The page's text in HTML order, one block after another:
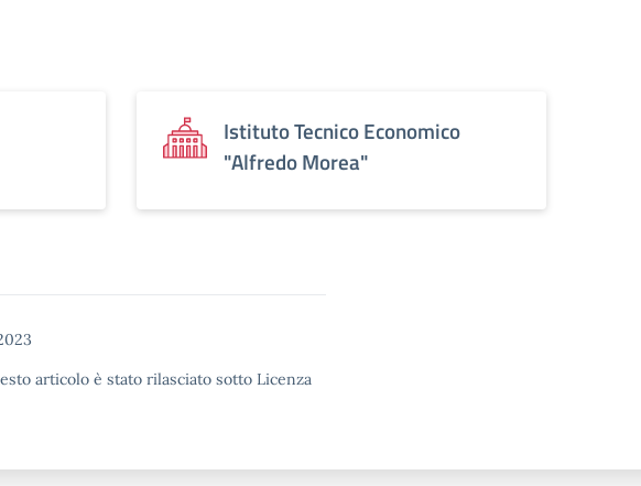
Istituto Tecnico Economico
"Alfredo Morea"
articolo è stato rilasciato sotto Licenza